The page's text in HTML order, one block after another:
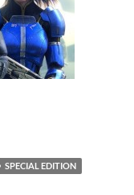
anche per Wii U?
SPECIAL EDITION